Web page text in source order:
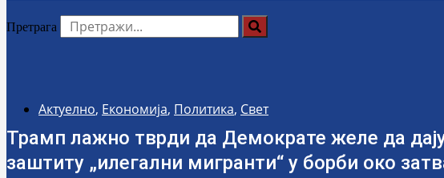
Претрага
Актуелно, Економија, Политика, Свет
Трамп лажно тврди да Демократе желе да
заштиту „илегални мигранти“ у борби око